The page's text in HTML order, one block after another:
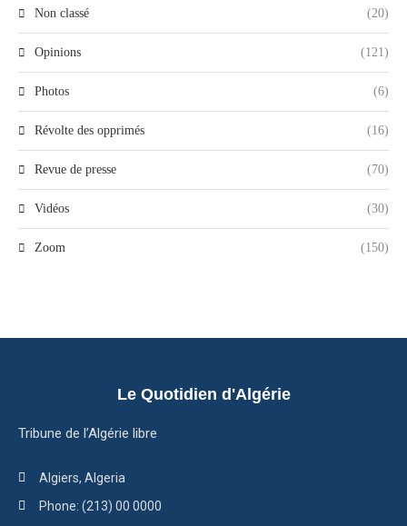
Non classé (20)
Opinions (121)
Photos (6)
Révolte des opprimés (16)
Revue de presse (70)
Vidéos (30)
Zoom (150)
Le Quotidien d'Algérie
Tribune de l’Algérie libre
Algiers, Algeria
Phone: (213) 00 0000